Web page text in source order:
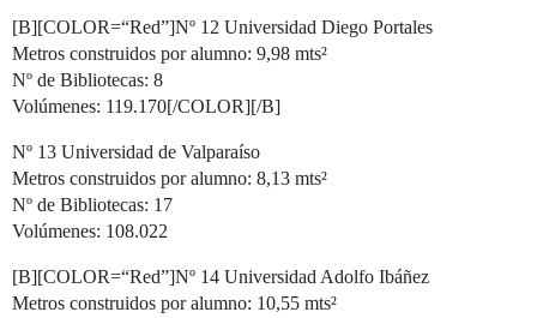
[B][COLOR=“Red”]Nº 12 Universidad Diego Portales
Metros construidos por alumno: 9,98 mts²
Nº de Bibliotecas: 8
Volúmenes: 119.170[/COLOR][/B]
Nº 13 Universidad de Valparaíso
Metros construidos por alumno: 8,13 mts²
Nº de Bibliotecas: 17
Volúmenes: 108.022
[B][COLOR=“Red”]Nº 14 Universidad Adolfo Ibáñez
Metros construidos por alumno: 10,55 mts²